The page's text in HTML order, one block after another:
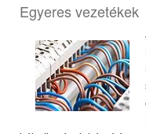
Egyeres vezetékek